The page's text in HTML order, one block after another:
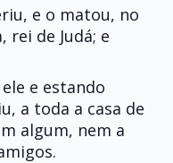
e o matou, no
rei de Judá; e
e estando
a toda a casa de
algum, nem a